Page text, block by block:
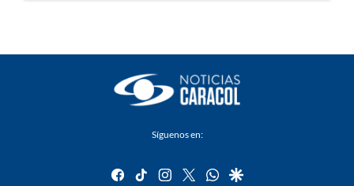
Síguenos en:
facebook
tiktok instagram
twitterwhatsapp
google